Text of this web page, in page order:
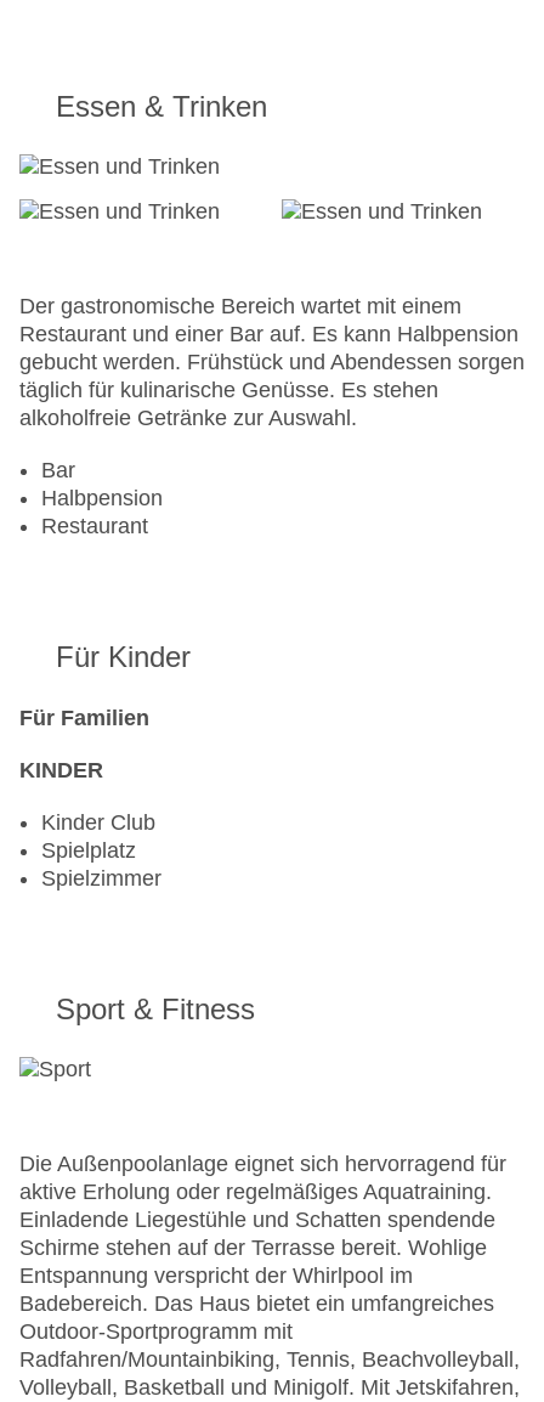
Essen & Trinken
Der gastronomische Bereich wartet mit einem
Restaurant und einer Bar auf. Es kann Halbpension
gebucht werden. Frühstück und Abendessen sorgen
täglich für kulinarische Genüsse. Es stehen
alkoholfreie Getränke zur Auswahl.
Bar
Halbpension
Restaurant
Für Kinder
Für Familien
KINDER
Kinder Club
Spielplatz
Spielzimmer
Sport & Fitness
Die Außenpoolanlage eignet sich hervorragend für
aktive Erholung oder regelmäßiges Aquatraining.
Einladende Liegestühle und Schatten spendende
Schirme stehen auf der Terrasse bereit. Wohlige
Entspannung verspricht der Whirlpool im
Badebereich. Das Haus bietet ein umfangreiches
Outdoor-Sportprogramm mit
Radfahren/Mountainbiking, Tennis, Beachvolleyball,
Volleyball, Basketball und Minigolf. Mit Jetskifahren,